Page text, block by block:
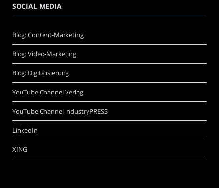
SOCIAL MEDIA
Blog: Content-Marketing
Blog: Video-Marketing
Blog: Digitalisierung
YouTube Channel Verlag
YouTube Channel industryPRESS
LinkedIn
XING